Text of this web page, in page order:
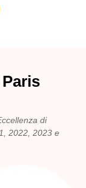
di
2022, 2023 e